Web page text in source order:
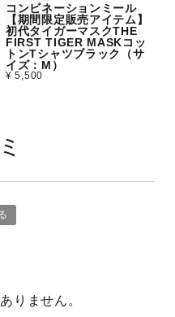
コンビネーションミール
【期間限定販売アイテム】
初代タイガーマスクTHE
FIRST TIGER MASKコッ
トンTシャツブラック（サ
イズ：M）
¥ 5,500
りません。